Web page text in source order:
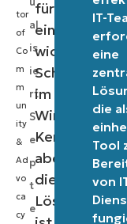
tor
of
Co
m
m
un
ity
&
Ad
vo
ca
cy
al
is
ie
rt
S
e
p
t
e
für
eine
wichtige
im
Windows-
Kernel,
aber
die
Lösung
IT-
eine
die
Tool
von